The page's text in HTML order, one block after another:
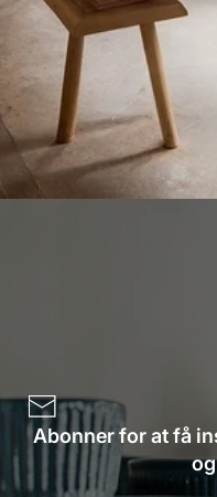
Abonner for at få